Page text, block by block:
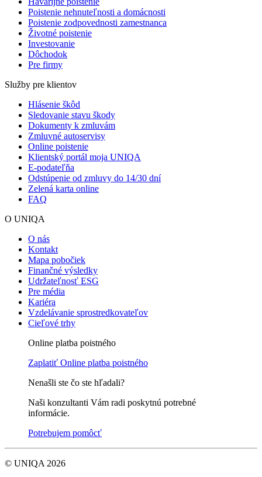
Poistenie nehnuteľnosti a domácnosti
Poistenie zodpovednosti zamestnanca
Životné poistenie
Investovanie
Dôchodok
Pre firmy
Služby pre klientov
Hlásenie škôd
Sledovanie stavu škody
Dokumenty k zmluvám
Zmluvné autoservisy
Online poistenie
Klientský portál moja UNIQA
E-podateľňa
Odstúpenie od zmluvy do 14/30 dní
Zelená karta online
FAQ
O UNIQA
O nás
Kontakt
Mapa pobočiek
Finančné výsledky
Udržateľnosť ESG
Pre média
Kariéra
Vzdelávanie sprostredkovateľov
Cieľové trhy
Online platba poistného
Zaplatiť Online platba poistného
Nenašli ste čo ste hľadali?
Naši konzultanti Vám radi poskytnú potrebné
informácie.
Potrebujem pomôcť
© UNIQA 2026